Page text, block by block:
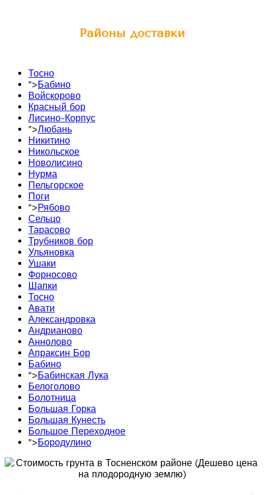
Районы доставки
Тосно
">Бабино
Войскорово
Красный бор
Лисино-Корпус
">Любань
Никитино
Никольское
Новолисино
Нурма
Пельгорское
Поги
">Рябово
Сельцо
Тарасово
Трубников бор
Ульяновка
Ушаки
Форносово
Шапки
Тосно
Авати
Александровка
Андрианово
Аннолово
Апраксин Бор
Бабино
">Бабинская Лука
Белоголово
Болотница
Большая Горка
Большая Кунесть
Большое Переходное
">Бородулино